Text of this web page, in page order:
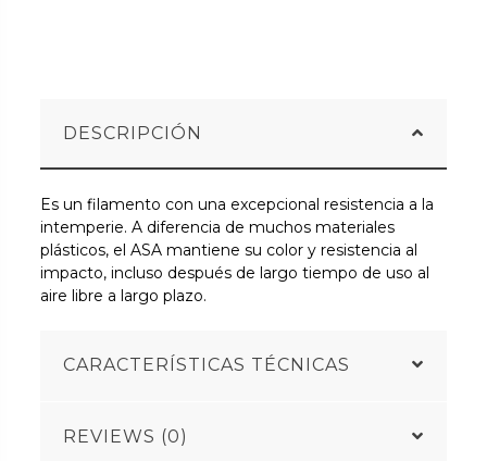
DESCRIPCIÓN
Es un filamento con una excepcional resistencia a la
intemperie. A diferencia de muchos materiales
plásticos, el ASA mantiene su color y resistencia al
impacto, incluso después de largo tiempo de uso al
aire libre a largo plazo.
CARACTERÍSTICAS TÉCNICAS
REVIEWS (0)